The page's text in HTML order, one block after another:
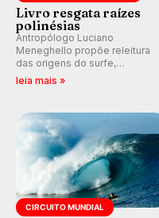
Livro resgata raízes
polinésias
Antropólogo Luciano
Meneghello propõe releitura
das origens do surfe,
resgatando a cultura polinésia
prática em esporte e indústria.
leia mais »
CIRCUITO MUNDIAL